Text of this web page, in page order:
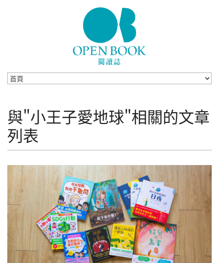
與"小王子愛地球"相關的文章
列表